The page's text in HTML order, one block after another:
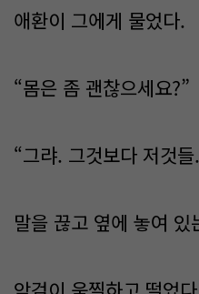
애환이 그에게 물었다.
“몸은 좀 괜찮으세요?”
“그랴. 그것보다 저것
말을 끊고 옆에 놓여